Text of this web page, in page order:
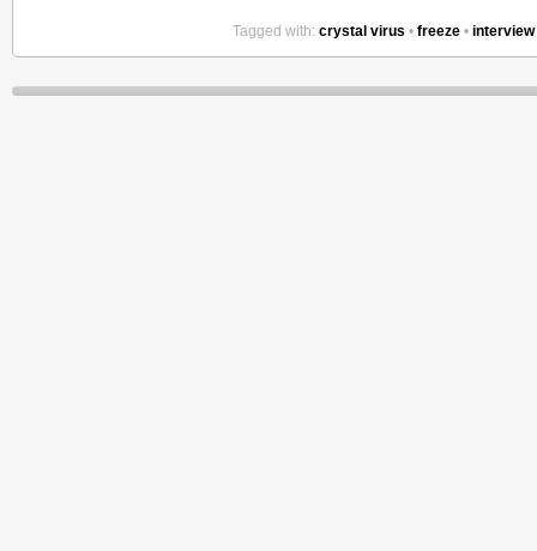
Tagged with: crystal virus • freeze • interview